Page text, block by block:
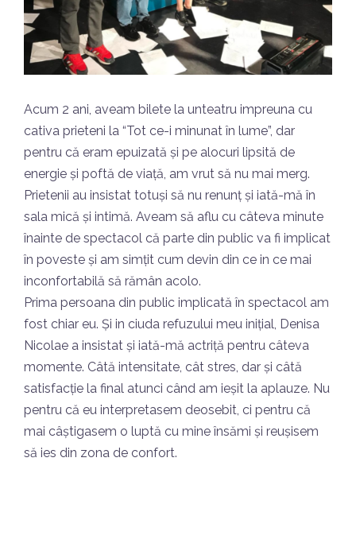
Acum 2 ani, aveam bilete la unteatru impreuna cu
cativa prieteni la “Tot ce-i minunat în lume”, dar
pentru că eram epuizată și pe alocuri lipsită de
energie și poftă de viață, am vrut să nu mai merg.
Prietenii au insistat totuși să nu renunț și iată-mă în
sala mică și intimă. Aveam să aflu cu câteva minute
înainte de spectacol că parte din public va fi implicat
în poveste și am simțit cum devin din ce in ce mai
inconfortabilă să rămân acolo.
Prima persoana din public implicată în spectacol am
fost chiar eu. Și in ciuda refuzului meu inițial, Denisa
Nicolae a insistat și iată-mă actriță pentru câteva
momente. Câtă intensitate, cât stres, dar și câtă
satisfacție la final atunci când am ieșit la aplauze. Nu
pentru că eu interpretasem deosebit, ci pentru că
mai câștigasem o luptă cu mine însămi și reușisem
să ies din zona de confort.